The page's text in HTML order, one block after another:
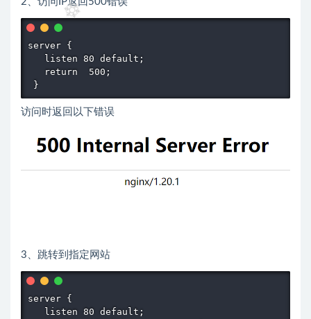
server {
   listen 80 default;
   return  500;
}
访问时返回以下错误
3、跳转到指定网站
server {
   listen 80 default;